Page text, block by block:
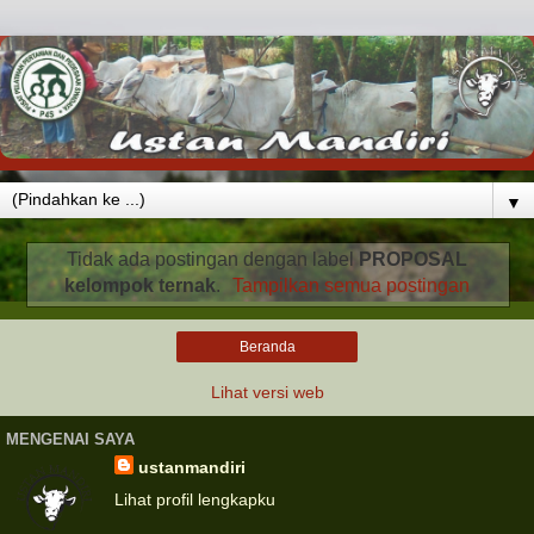
▼
Tidak ada postingan dengan label
PROPOSAL
kelompok ternak. Tampilkan semua postingan
Beranda
Lihat versi web
MENGENAI SAYA
ustanmandiri
Lihat profil lengkapku